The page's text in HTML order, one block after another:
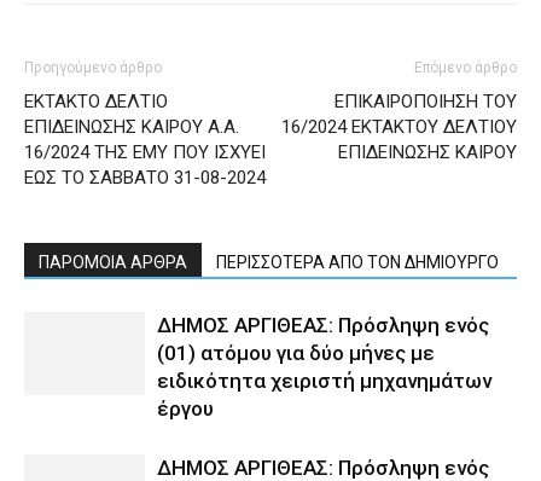
Προηγούμενο άρθρο
ΕΚΤΑΚΤΟ ΔΕΛΤΙΟ
ΕΠΙΔΕΙΝΩΣΗΣ ΚΑΙΡΟΥ Α.Α.
16/2024 ΤΗΣ ΕΜΥ ΠΟΥ ΙΣΧΥΕΙ
ΕΩΣ ΤΟ ΣΑΒΒΑΤΟ 31-08-2024
Επόμενο άρθρο
ΕΠΙΚΑΙΡΟΠΟΙΗΣΗ ΤΟΥ
16/2024 ΕΚΤΑΚΤΟΥ ΔΕΛΤΙΟΥ
ΕΠΙΔΕΙΝΩΣΗΣ ΚΑΙΡΟΥ
ΠΑΡΟΜΟΙΑ ΑΡΘΡΑ ΠΕΡΙΣΣΟΤΕΡΑ ΑΠΟ ΤΟΝ ΔΗΜΙΟΥΡΓΟ
ΔΗΜΟΣ ΑΡΓΙΘΕΑΣ: Πρόσληψη ενός
(01) ατόμου για δύο μήνες με
ειδικότητα χειριστή μηχανημάτων
έργου
ΔΗΜΟΣ ΑΡΓΙΘΕΑΣ: Πρόσληψη ενός